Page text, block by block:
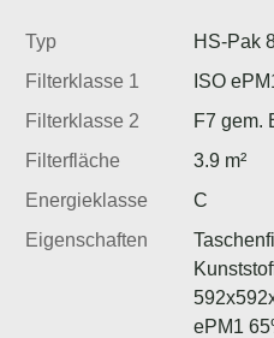
Typ
HS-Pak
Filterklasse 1
ISO
Filterklasse 2
F7 gem.
Filterfläche
3.9 m²
Energieklasse
C
Eigenschaften
ePM1